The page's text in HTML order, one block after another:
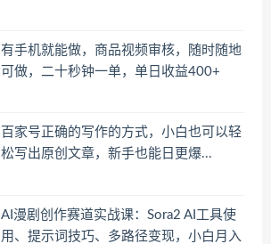
有手机就能做，商品视频审核，随时随地
可做，二十秒钟一单，单日收益400+
百家号正确的写作的方式，小白也可以轻
松写出原创文章，新手也能日更爆...
AI漫剧创作赛道实战课：Sora2 AI工具使
用、提示词技巧、多路径变现，小白月入